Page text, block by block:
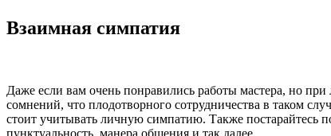
Взаимная симпатия
Даже если вам очень понравились работы мастера, но
сомнений, что плодотворного сотрудничества в таком
стоит учитывать личную симпатию. Также постарайтесь
пунктуальность, манера общения и так далее.